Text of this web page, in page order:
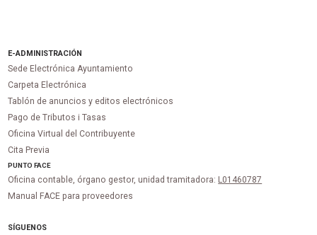
E-ADMINISTRACIÓN
Sede Electrónica Ayuntamiento
Carpeta Electrónica
Tablón de anuncios y editos electrónicos
Pago de Tributos i Tasas
Oficina Virtual del Contribuyente
Cita Previa
PUNTOFACE
Oficina contable, órgano gestor, unidad tramitadora: L01460787
Manual FACE para proveedores
SÍGUENOS